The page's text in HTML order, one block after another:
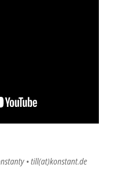
• till(at)konstant.de